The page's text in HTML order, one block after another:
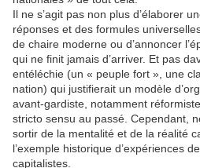
Il ne s’agit pas non plus d’élaborer
réponses et des formules
de chaire moderne ou d’annoncer
qui ne finit jamais d’arriver. Et pas
entéléchie (un « peuple fort », une
nation) qui justifierait un modèle
avant-gardiste, notamment
stricto sensu au passé. Cependant,
sortir de la mentalité et de la réalité
l’exemple historique d’expériences
capitalistes.